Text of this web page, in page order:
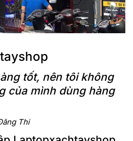
tốt, nên tôi không
của mình dùng hàng
Thi